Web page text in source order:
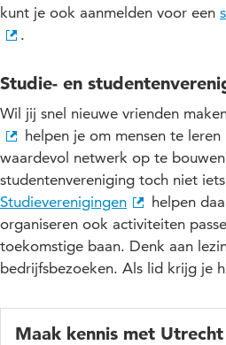
kunt je ook aanmelden voor een
.
Studie- en
Wil jij snel nieuwe vrienden
helpen je om mensen te
waardevol netwerk op te
studentenvereniging toch niet
Studieverenigingen
helpen
organiseren ook activiteiten
toekomstige baan. Denk aan
bedrijfsbezoeken. Als lid krijg je
Maak kennis met